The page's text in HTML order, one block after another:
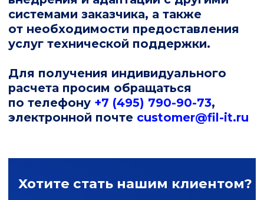
10.03 Средства математического
и имитационного моделирования
Руководство оператора Маяк 8i